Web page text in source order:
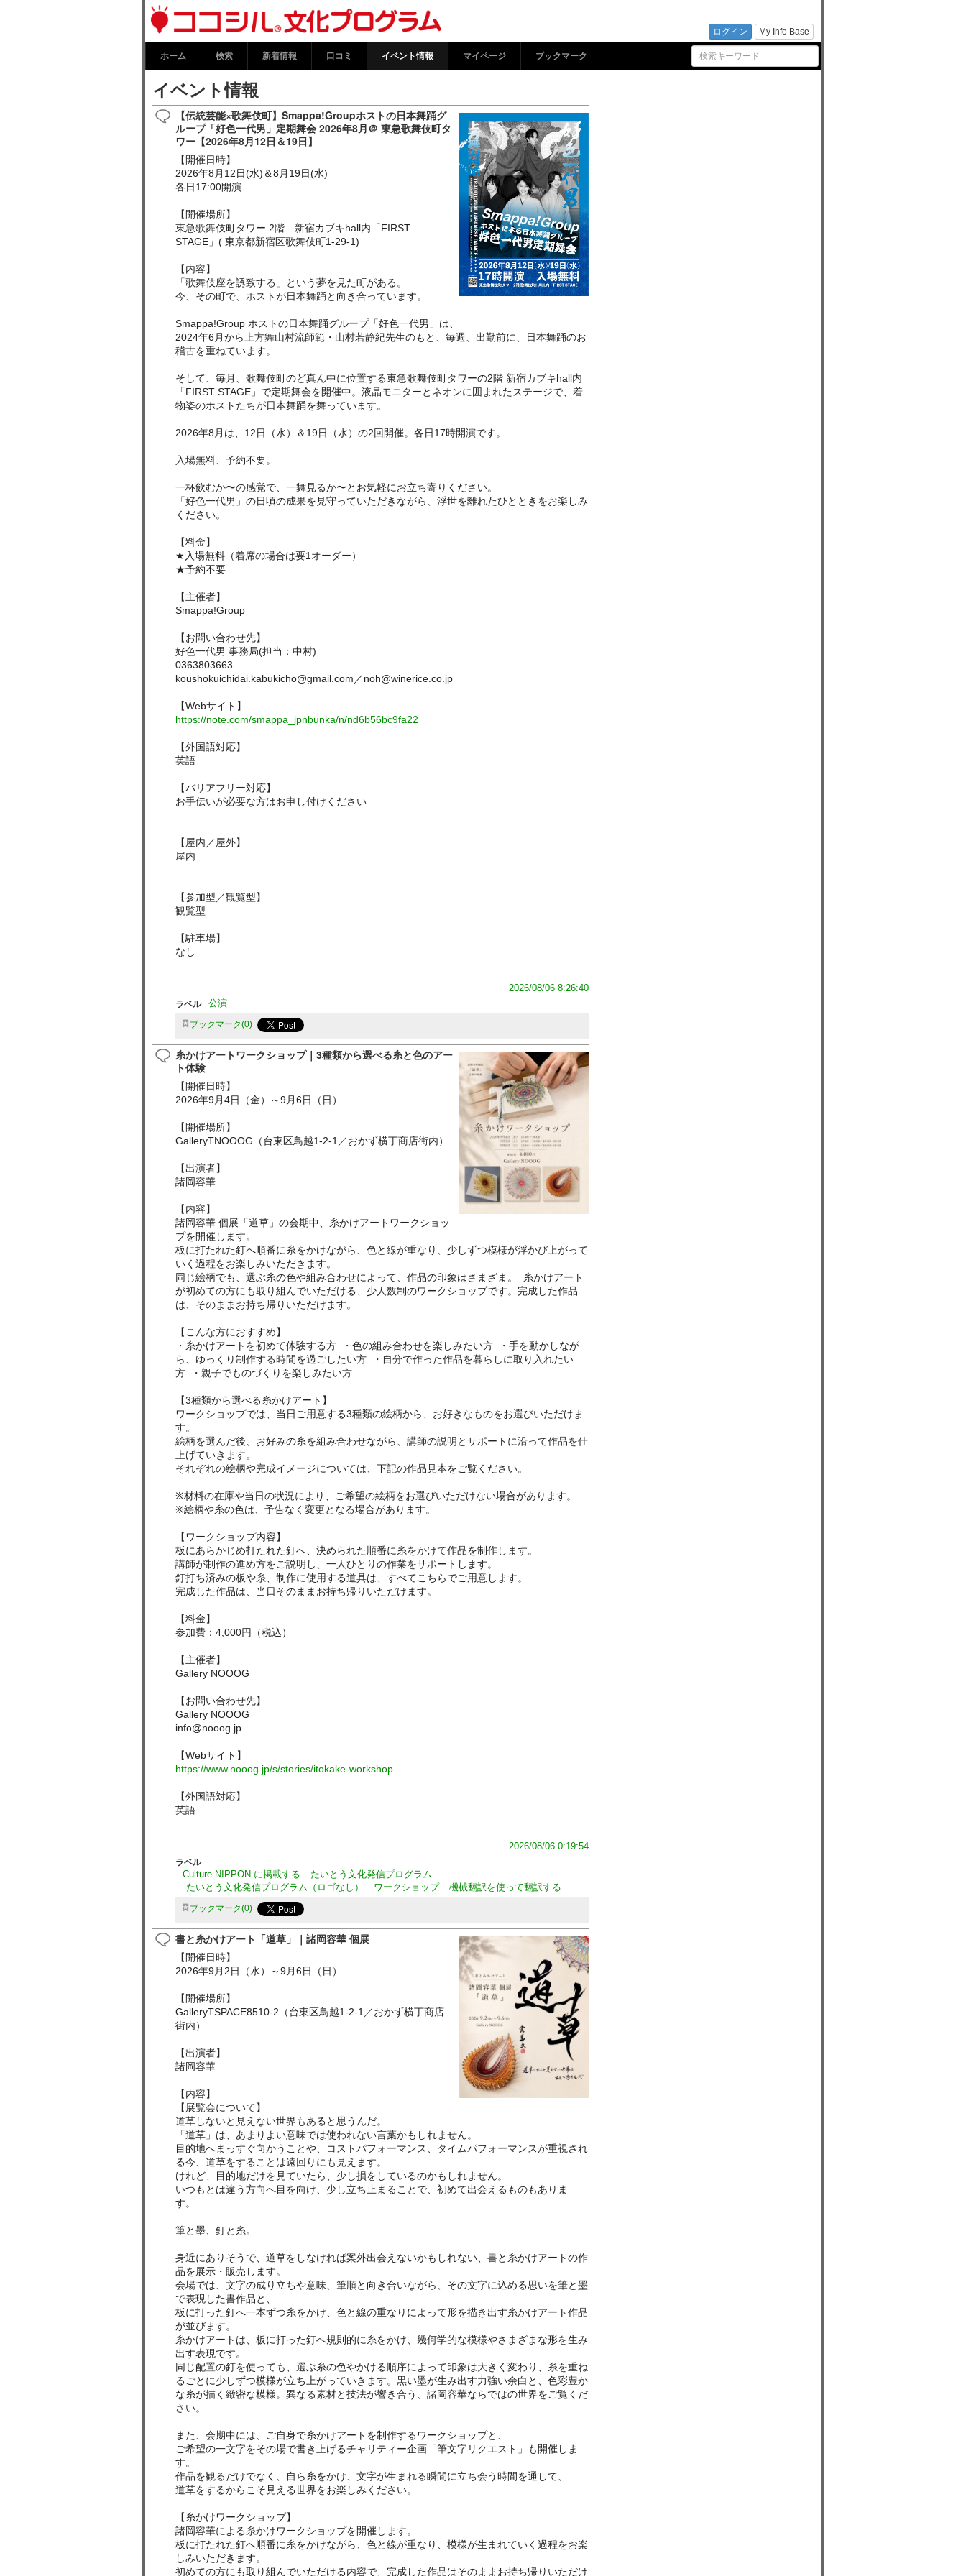
ログイン My Info Base
イベント情報 | 文化情報プラットフォーム
ホーム 検索 新着情報 口コミ イベント情報 マイページ ブックマーク
イベント情報
【伝統芸能×歌舞伎町】Smappa!Groupホストの日本舞踊グ
ループ「好色一代男」定期舞会 2026年8月＠ 東急歌舞伎町タ
ワー【2026年8月12日＆19日】
【開催日時】
2026年8月12日(水)＆8月19日(水)
各日17:00開演
【開催場所】
東急歌舞伎町タワー 2階 新宿カブキhall内「FIRST
STAGE」( 東京都新宿区歌舞伎町1-29-1)
【内容】
「歌舞伎座を誘致する」という夢を見た町がある。
今、その町で、ホストが日本舞踊と向き合っています。
Smappa!Group ホストの日本舞踊グループ「好色一代男」は、
2024年6月から上方舞山村流師範・山村若静紀先生のもと、毎週、出勤前に、日本舞踊のお
稽古を重ねています。
そして、毎月、歌舞伎町のど真ん中に位置する東急歌舞伎町タワーの2階 新宿カブキhall内
「FIRST STAGE」で定期舞会を開催中。液晶モニターとネオンに囲まれたステージで、着
物姿のホストたちが日本舞踊を舞っています。
2026年8月は、12日（水）＆19日（水）の2回開催。各日17時開演です。
入場無料、予約不要。
一杯飲むか〜の感覚で、一舞見るか〜とお気軽にお立ち寄りください。
「好色一代男」の日頃の成果を見守っていただきながら、浮世を離れたひとときをお楽しみ
ください。
【料金】
★入場無料（着席の場合は要1オーダー）
★予約不要
【主催者】
Smappa!Group
【お問い合わせ先】
好色一代男 事務局(担当：中村)
0363803663
koushokuichidai.kabukicho@gmail.com／noh@winerice.co.jp
【Webサイト】
https://note.com/smappa_jpnbunka/n/nd6b56bc9fa22
【外国語対応】
英語
【バリアフリー対応】
お手伝いが必要な方はお申し付けください
【屋内／屋外】
屋内
【参加型／観覧型】
観覧型
【駐車場】
なし
2026/08/06 8:26:40
ラベル 公演
ブックマーク 0
糸かけアートワークショップ｜3種類から選べる糸と色のアー
ト体験
【開催日時】
2026年9月4日（金）～9月6日（日）
【開催場所】
GalleryTNOOOG（台東区鳥越1-2-1／おかず横丁商店街内）
【出演者】
諸岡容華
【内容】
諸岡容華 個展「道草」の会期中、糸かけアートワークショッ
プを開催します。
板に打たれた釘へ順番に糸をかけながら、色と線が重なり、少しずつ模様が浮かび上がって
いく過程をお楽しみいただきます。
同じ絵柄でも、選ぶ糸の色や組み合わせによって、作品の印象はさまざま。 糸かけアート
が初めての方にも取り組んでいただける、少人数制のワークショップです。完成した作品
は、そのままお持ち帰りいただけます。
【こんな方におすすめ】
・糸かけアートを初めて体験する方 ・色の組み合わせを楽しみたい方 ・手を動かしなが
ら、ゆっくり制作する時間を過ごしたい方 ・自分で作った作品を暮らしに取り入れたい
方 ・親子でものづくりを楽しみたい方
【3種類から選べる糸かけアート】
ワークショップでは、当日ご用意する3種類の絵柄から、お好きなものをお選びいただけま
す。
絵柄を選んだ後、お好みの糸を組み合わせながら、講師の説明とサポートに沿って作品を仕
上げていきます。
それぞれの絵柄や完成イメージについては、下記の作品見本をご覧ください。
※材料の在庫や当日の状況により、ご希望の絵柄をお選びいただけない場合があります。
※絵柄や糸の色は、予告なく変更となる場合があります。
【ワークショップ内容】
板にあらかじめ打たれた釘へ、決められた順番に糸をかけて作品を制作します。
講師が制作の進め方をご説明し、一人ひとりの作業をサポートします。
釘打ち済みの板や糸、制作に使用する道具は、すべてこちらでご用意します。
完成した作品は、当日そのままお持ち帰りいただけます。
【料金】
参加費：4,000円（税込）
【主催者】
Gallery NOOOG
【お問い合わせ先】
Gallery NOOOG
info@nooog.jp
【Webサイト】
https://www.nooog.jp/s/stories/itokake-workshop
【外国語対応】
英語
2026/08/06 0:19:54
ラベル
Culture NIPPON に掲載する
たいとう文化発信プログラム
たいとう文化発信プログラム（ロゴなし）
ワークショップ 機械翻訳を使って翻訳する
ブックマーク 0
書と糸かけアート「道草」｜諸岡容華 個展
【開催日時】
2026年9月2日（水）～9月6日（日）
【開催場所】
GalleryTSPACE8510-2（台東区鳥越1-2-1／おかず横丁商店
街内）
【出演者】
諸岡容華
【内容】
【展覧会について】
道草しないと見えない世界もあると思うんだ。
「道草」は、あまりよい意味では使われない言葉かもしれません。
目的地へまっすぐ向かうことや、コストパフォーマンス、タイムパフォーマンスが重視され
る今、道草をすることは遠回りにも見えます。
けれど、目的地だけを見ていたら、少し損をしているのかもしれません。
いつもとは違う方向へ目を向け、少し立ち止まることで、初めて出会えるものもありま
す。
筆と墨、釘と糸。
身近にありそうで、道草をしなければ案外出会えないかもしれない、書と糸かけアートの作
品を展示・販売します。
会場では、文字の成り立ちや意味、筆順と向き合いながら、その文字に込める思いを筆と墨
で表現した書作品と、
板に打った釘へ一本ずつ糸をかけ、色と線の重なりによって形を描き出す糸かけアート作品
が並びます。
糸かけアートは、板に打った釘へ規則的に糸をかけ、幾何学的な模様やさまざまな形を生み
出す表現です。
同じ配置の釘を使っても、選ぶ糸の色やかける順序によって印象は大きく変わり、糸を重ね
るごとに少しずつ模様が立ち上がっていきます。黒い墨が生み出す力強い余白と、色彩豊か
な糸が描く緻密な模様。異なる素材と技法が響き合う、諸岡容華ならではの世界をご覧くだ
さい。
また、会期中には、ご自身で糸かけアートを制作するワークショップと、
ご希望の一文字をその場で書き上げるチャリティー企画「筆文字リクエスト」も開催しま
す。
作品を観るだけでなく、自ら糸をかけ、文字が生まれる瞬間に立ち会う時間を通して、
道草をするからこそ見える世界をお楽しみください。
【糸かけワークショップ】
諸岡容華による糸かけワークショップを開催します。
板に打たれた釘へ順番に糸をかけながら、色と線が重なり、模様が生まれていく過程をお楽
しみいただきます。
初めての方にも取り組んでいただける内容で、完成した作品はそのままお持ち帰りいただけ